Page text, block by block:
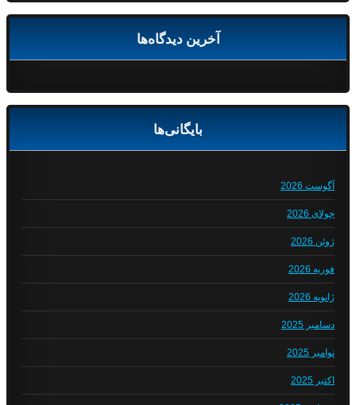
آخرین دیدگاه‌ها
بایگانی‌ها
آگوست 2026
جولای 2026
ژوئن 2026
فوریه 2026
ژانویه 2026
دسامبر 2025
نوامبر 2025
اکتبر 2025